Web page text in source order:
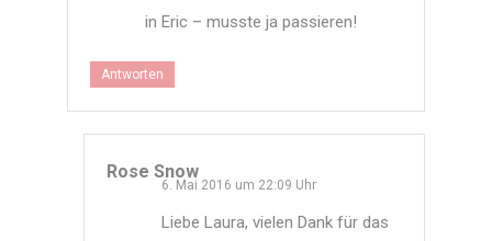
in Eric – musste ja passieren!
Antworten
Rose Snow
6. Mai 2016 um 22:09 Uhr
Liebe Laura, vielen Dank für das